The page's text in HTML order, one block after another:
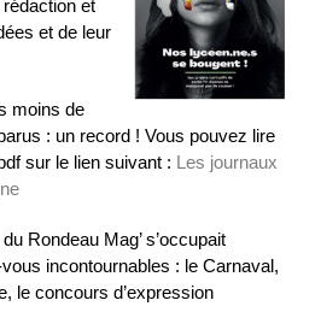
et
et de leur
moins de
: un record ! Vous pouvez lire
sur le lien suivant : Les journaux
Rondeau Mag’ s’occupait
incontournables : le Carnaval,
le concours d’expression